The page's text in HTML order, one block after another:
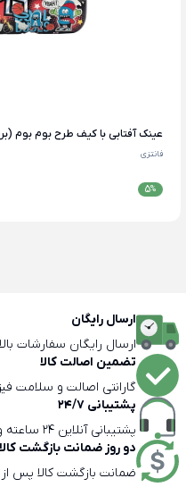
عینک آفتابی با کیف طرح بوم بوم
فانتزی
%
5
ارسال رایگان
ارسال رایگان سفارشات
تضمین اصالت کالا
گارانتی اصالت و سلامت
پشتیبانی 24/7
پشتیبانی آنلاین 24 ساعته و تلفنی ساعات اداری
دو روز ضمانت بازگشت کالا
ضمانت بازگشت کالا پس از 2 روز